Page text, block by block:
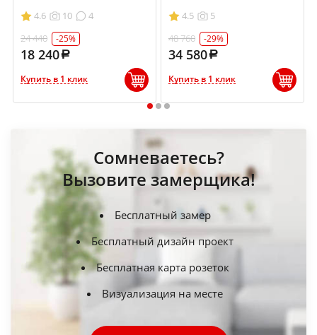
4.6 10
4
24 440
-25%
18 240
Купить в 1 клик
4.5
5
48 760
-29%
34 580
Купить в 1 клик
1 2 3
Сомневаетесь?
Вызовите замерщика!
Бесплатный замер
Бесплатный дизайн проект
Бесплатная карта розеток
Визуализация на месте